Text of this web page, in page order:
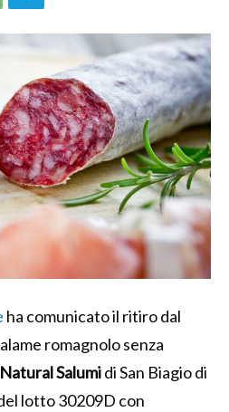
ha comunicato il ritiro dal
romagnolo senza
Natural Salumidi San Biagio di
lotto 30209D con